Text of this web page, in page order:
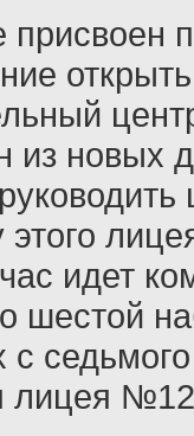
из новых
идет
шестой
с
лицея